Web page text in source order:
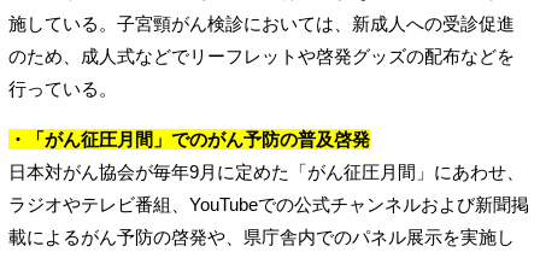
施している。子宮頸がん検診においては、新成人への受診促進
のため、成人式などでリーフレットや啓発グッズの配布などを
行っている。
・「がん征圧月間」でのがん予防の普及啓発
日本対がん協会が毎年9月に定めた「がん征圧月間」にあわせ、
ラジオやテレビ番組、YouTubeでの公式チャンネルおよび新聞掲
載によるがん予防の啓発や、県庁舎内でのパネル展示を実施し